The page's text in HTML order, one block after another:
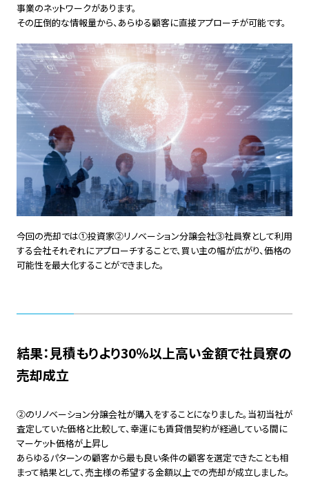
事業のネットワークがあります。
その圧倒的な情報量から、あらゆる顧客に直接アプローチが可能です。
今回の売却では①投資家②リノベーション分譲会社③社員寮として利用
する会社それぞれにアプローチすることで、買い主の幅が広がり、価格の
可能性を最大化することができました。
結果：見積もりより30％以上高い金額で社員寮の
売却成立
②のリノベーション分譲会社が購入をすることになりました。当初当社が
査定していた価格と比較して、幸運にも賃貸借契約が経過している間に
マーケット価格が上昇し
あらゆるパターンの顧客から最も良い条件の顧客を選定できたことも相
まって結果として、売主様の希望する金額以上での売却が成立しました。